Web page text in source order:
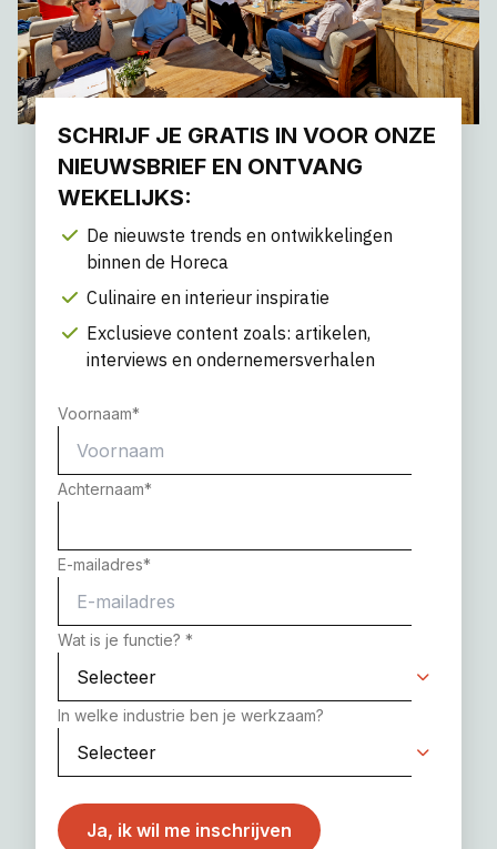
SCHRIJF JE GRATIS IN VOOR ONZE
NIEUWSBRIEF EN ONTVANG
WEKELIJKS:
De nieuwste trends en ontwikkelingen
binnen de Horeca
Culinaire en interieur inspiratie
Exclusieve content zoals: artikelen,
interviews en ondernemersverhalen
Voornaam*
Achternaam*
E-mailadres*
Wat is je functie? *
In welke industrie ben je werkzaam?